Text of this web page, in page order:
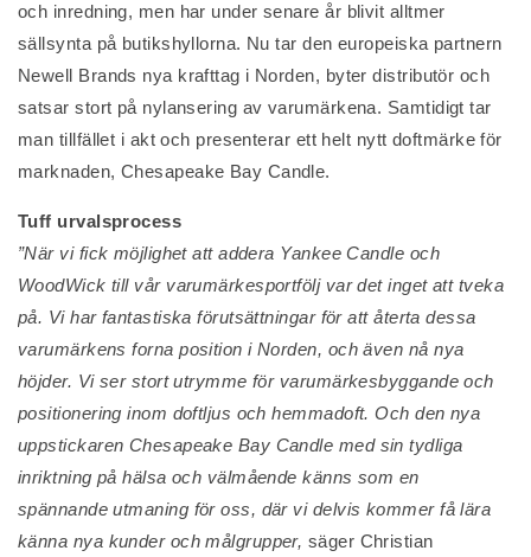
och inredning, men har under senare år blivit alltmer
sällsynta på butikshyllorna. Nu tar den europeiska partnern
Newell Brands nya krafttag i Norden, byter distributör och
satsar stort på nylansering av varumärkena. Samtidigt tar
man tillfället i akt och presenterar ett helt nytt doftmärke för
marknaden, Chesapeake Bay Candle.
Tuff urvalsprocess
”När vi fick möjlighet att addera Yankee Candle och
WoodWick till vår varumärkesportfölj var det inget att tveka
på. Vi har fantastiska förutsättningar för att återta dessa
varumärkens forna position i Norden, och även nå nya
höjder. Vi ser stort utrymme för varumärkesbyggande och
positionering inom doftljus och hemmadoft. Och den nya
uppstickaren Chesapeake Bay Candle med sin tydliga
inriktning på hälsa och välmående känns som en
spännande utmaning för oss, där vi delvis kommer få lära
känna nya kunder och målgrupper, säger Christian